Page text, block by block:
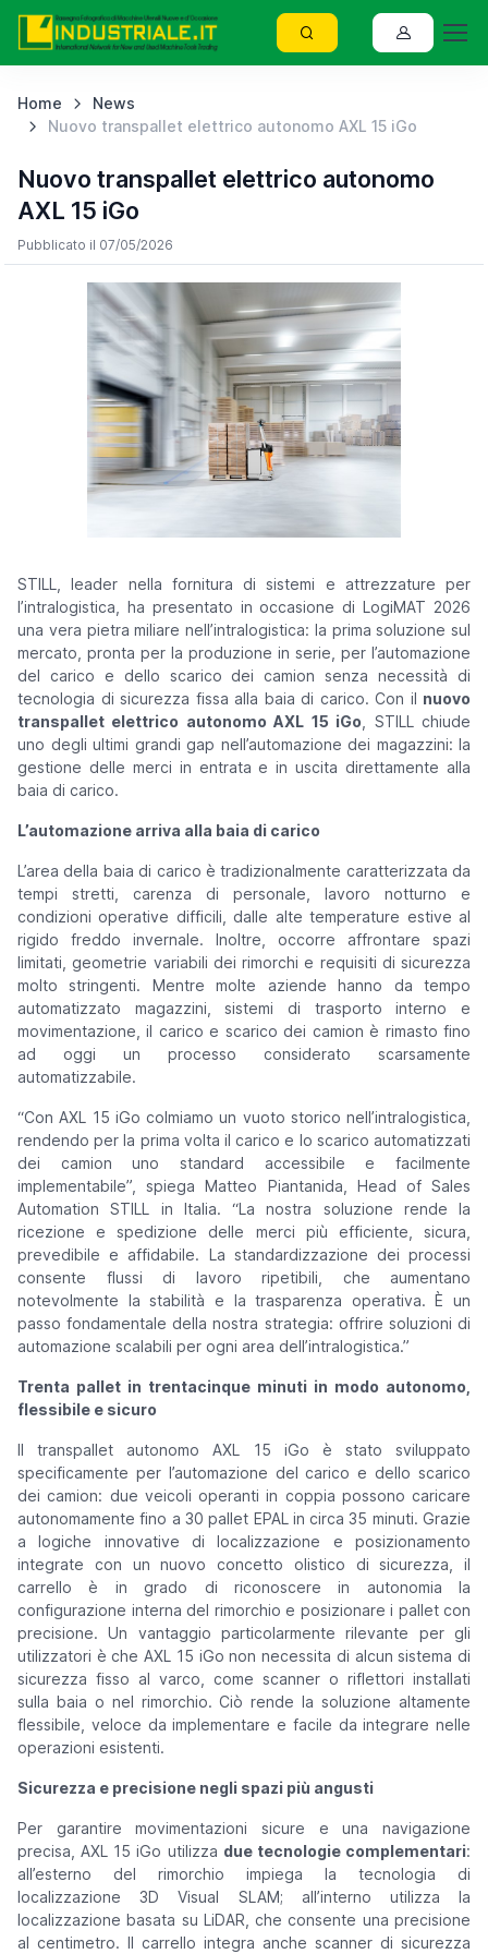
Home
News
Nuovo transpallet elettrico autonomo AXL 15 iGo
Nuovo transpallet elettrico autonomo
AXL 15 iGo
Pubblicato il 07/05/2026
STILL, leader nella fornitura di sistemi e attrezzature per
l’intralogistica, ha presentato in occasione di LogiMAT 2026
una vera pietra miliare nell’intralogistica: la prima soluzione sul
mercato, pronta per la produzione in serie, per l’automazione
del carico e dello scarico dei camion senza necessità di
tecnologia di sicurezza fissa alla baia di carico. Con il nuovo
transpallet elettrico autonomo AXL 15 iGo , STILL chiude
uno degli ultimi grandi gap nell’automazione dei magazzini: la
gestione delle merci in entrata e in uscita direttamente alla
baia di carico.
L’automazione arriva alla baia di carico
L’area della baia di carico è tradizionalmente caratterizzata da
tempi stretti, carenza di personale, lavoro notturno e
condizioni operative difficili, dalle alte temperature estive al
rigido freddo invernale. Inoltre, occorre affrontare spazi
limitati, geometrie variabili dei rimorchi e requisiti di sicurezza
molto stringenti. Mentre molte aziende hanno da tempo
automatizzato magazzini, sistemi di trasporto interno e
movimentazione, il carico e scarico dei camion è rimasto fino
ad oggi un processo considerato scarsamente
automatizzabile.
“Con AXL 15 iGo colmiamo un vuoto storico nell’intralogistica,
rendendo per la prima volta il carico e lo scarico automatizzati
dei camion uno standard accessibile e facilmente
implementabile”, spiega Matteo Piantanida, Head of Sales
Automation STILL in Italia. “La nostra soluzione rende la
ricezione e spedizione delle merci più efficiente, sicura,
prevedibile e affidabile. La standardizzazione dei processi
consente flussi di lavoro ripetibili, che aumentano
notevolmente la stabilità e la trasparenza operativa. È un
passo fondamentale della nostra strategia: offrire soluzioni di
automazione scalabili per ogni area dell’intralogistica.”
Trenta pallet in trentacinque minuti in modo autonomo,
flessibile e sicuro
Il transpallet autonomo AXL 15 iGo è stato sviluppato
specificamente per l’automazione del carico e dello scarico
dei camion: due veicoli operanti in coppia possono caricare
autonomamente fino a 30 pallet EPAL in circa 35 minuti. Grazie
a logiche innovative di localizzazione e posizionamento
integrate con un nuovo concetto olistico di sicurezza, il
carrello è in grado di riconoscere in autonomia la
configurazione interna del rimorchio e posizionare i pallet con
precisione. Un vantaggio particolarmente rilevante per gli
utilizzatori è che AXL 15 iGo non necessita di alcun sistema di
sicurezza fisso al varco, come scanner o riflettori installati
sulla baia o nel rimorchio. Ciò rende la soluzione altamente
flessibile, veloce da implementare e facile da integrare nelle
operazioni esistenti.
Sicurezza e precisione negli spazi più angusti
Per garantire movimentazioni sicure e una navigazione
precisa, AXL 15 iGo utilizza due tecnologie complementari:
all’esterno del rimorchio impiega la tecnologia di
localizzazione 3D Visual SLAM; all’interno utilizza la
localizzazione basata su LiDAR, che consente una precisione
al centimetro. Il carrello integra anche scanner di sicurezza